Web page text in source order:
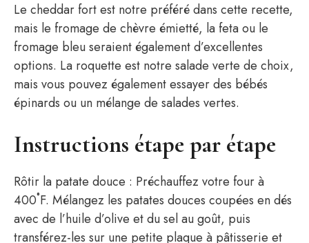
Le cheddar fort est notre préféré dans cette recette,
mais le fromage de chèvre émietté, la feta ou le
fromage bleu seraient également d’excellentes
options. La roquette est notre salade verte de choix,
mais vous pouvez également essayer des bébés
épinards ou un mélange de salades vertes.
Instructions étape par étape
Rôtir la patate douce : Préchauffez votre four à
400˚F. Mélangez les patates douces coupées en dés
avec de l’huile d’olive et du sel au goût, puis
transférez-les sur une petite plaque à pâtisserie et